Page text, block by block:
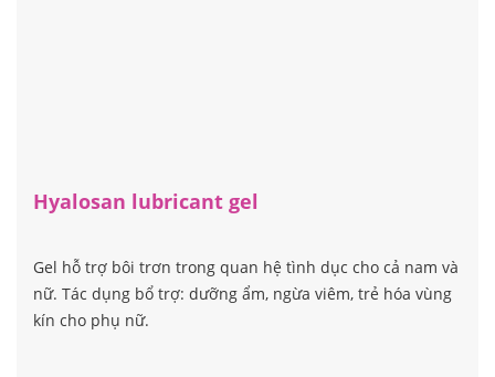
Hyalosan lubricant gel
Gel hỗ trợ bôi trơn trong quan hệ tình dục cho cả nam và
nữ. Tác dụng bổ trợ: dưỡng ẩm, ngừa viêm, trẻ hóa vùng
kín cho phụ nữ.